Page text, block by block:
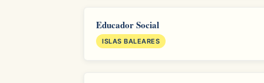
Educador Social
ISLAS BALEARES